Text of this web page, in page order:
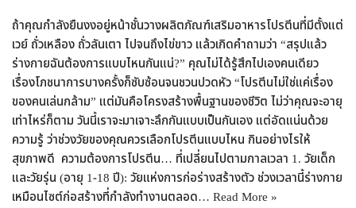
ถ้าคุณกำลังยืนงงอยู่หน้าชั้นวางผลิตภัณฑ์เสริมอาหารโปรตีนที่มีตั้งแต่
เวย์ ถั่วเหลือง ถั่วลันเตา ไปจนถึงไข่ขาว แล้วเกิดคำถามว่า “สรุปแล้ว
ร่างกายฉันต้องการแบบไหนกันแน่?” คุณไม่ได้รู้สึกไปเองคนเดียว
เรื่องโภชนาการบางครั้งก็ซับซ้อนจนชวนปวดหัว “โปรตีนไม่ใช่แค่เรื่อง
ของคนเล่นกล้าม” แต่มันคือโครงสร้างพื้นฐานของชีวิต ไม่ว่าคุณจะอายุ
เท่าไหร่ก็ตาม วันนี้เราจะมาเจาะลึกกันแบบเป็นกันเอง แต่อัดแน่นด้วย
ความรู้ ว่าช่วงวัยของคุณควรเลือกโปรตีนแบบไหน กินอย่างไรให้
สุขภาพดี ความต้องการโปรตีน… ที่เปลี่ยนไปตามกาลเวลา 1. วัยเด็ก
และวัยรุ่น (อายุ 1-18 ปี): วัยแห่งการก่อร่างสร้างตัว ช่วงเวลานี้ร่างกาย
เหมือนไซต์ก่อสร้างที่กำลังทำงานตลอด… Read More »